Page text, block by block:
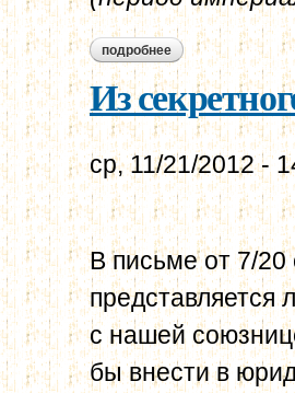
подробнее о телеграмма
Из
ср, 11/21/2012 -
В письме от 7/20
представляется
с нашей
бы внести в